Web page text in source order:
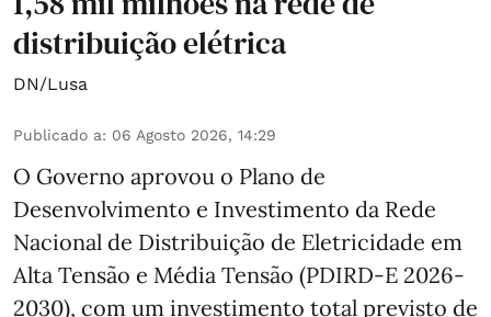
distribuição elétrica
DN/Lusa
Publicado a: 06 Agosto 2026, 14:29
O Governo aprovou o Plano de
Desenvolvimento e Investimento da Rede
Nacional de Distribuição de Eletricidade em
Alta Tensão e Média Tensão (PDIRD-E 2026-
2030), com um investimento total previsto de